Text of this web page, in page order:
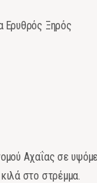
Ερυθρός Ξηρός
Αχαΐας σε
στο στρέμμα.